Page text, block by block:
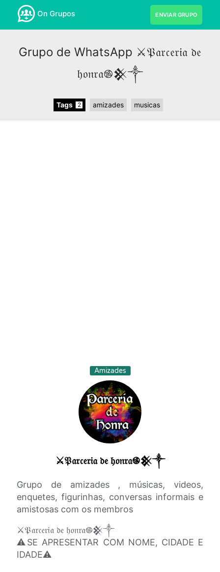
On Grupos ENVIAR GRUPO
Grupo de WhatsApp ⚔️𝔓𝔞𝔯𝔠𝔢𝔯𝔦𝔞 𝔡𝔢
𝔥𝔬𝔫𝔯𝔞࿌𒆜༒
Tags 2 amizades musicas
Amizades
⚔️𝔓𝔞𝔯𝔠𝔢𝔯𝔦𝔞 𝔡𝔢 𝔥𝔬𝔫𝔯𝔞࿌𒆜༒
Grupo de amizades , músicas, videos,
enquetes, figurinhas, conversas informais e
amistosas com os membros
⚔️𝔓𝔞𝔯𝔠𝔢𝔯𝔦𝔞 𝔡𝔢 𝔥𝔬𝔫𝔯𝔞࿌𒆜༒
⚠️SE APRESENTAR COM NOME, CIDADE E
IDADE⚠️